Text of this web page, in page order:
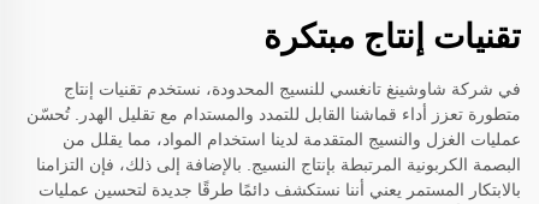
تقنيات إنتاج مبتكرة
في شركة شاوشينغ تانغسي للنسيج المحدودة، نستخدم تقنيات إنتاج
متطورة تعزز أداء قماشنا القابل للتمدد والمستدام مع تقليل الهدر. تُحسّن
عمليات الغزل والنسيج المتقدمة لدينا استخدام المواد، مما يقلل من
البصمة الكربونية المرتبطة بإنتاج النسيج. بالإضافة إلى ذلك، فإن التزامنا
بالابتكار المستمر يعني أننا نستكشف دائمًا طرقًا جديدة لتحسين عمليات